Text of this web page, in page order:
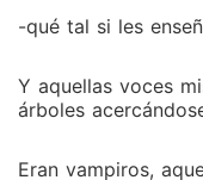
-qué tal si les
Y aquellas voces
árboles
Eran vampiros,